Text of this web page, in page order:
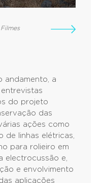
andamento, a
do projeto
das
ações como
de linhas elétricas,
para rolieiro em
electrocussão e,
e envolvimento
aplicações